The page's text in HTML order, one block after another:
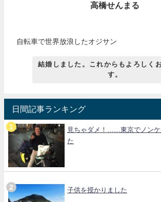
高橋せんまる
自転車で世界放浪したオジサン
結婚しました。これからもよろしく
す。
日間記事ランキング
見ちゃダメ！……東京でノンケ
た
子供を授かりました